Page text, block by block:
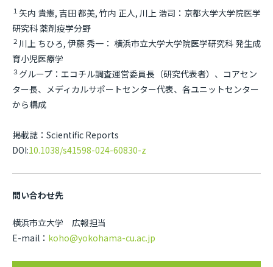
１ 矢内 貴憲, 吉田 都美, 竹内 正人, 川上 浩司：京都⼤学⼤学院医学
研究科 薬剤疫学分野
２ 川上 ちひろ, 伊藤 秀一： 横浜市立大学大学院医学研究科 発生成
育小児医療学
３ グループ：エコチル調査運営委員長（研究代表者）、コアセン
ター長、メディカルサポートセンター代表、各ユニットセンター
から構成
掲載誌：Scientific Reports
DOI:10.1038/s41598-024-60830-z
問い合わせ先
横浜市立大学 広報担当
E-mail： koho@yokohama-cu.ac.jp